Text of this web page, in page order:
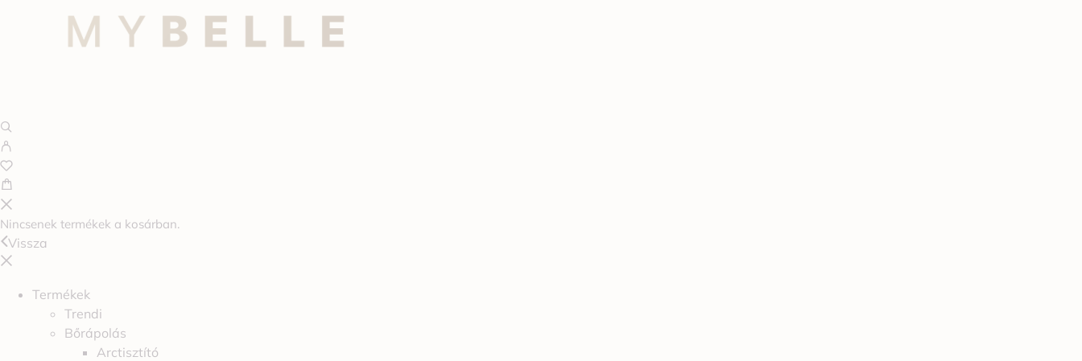
Nincsenek termékek a kosárban.
Vissza
Termékek
Trendi
Bőrápolás
Arctisztító